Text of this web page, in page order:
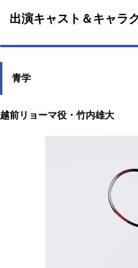
出演キャスト＆キャラ
青学
越前リョーマ役・竹内雄大